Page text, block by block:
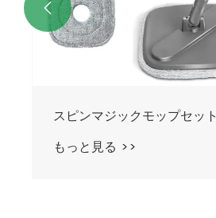
スピンマジックモップセット
もっと見る >>
